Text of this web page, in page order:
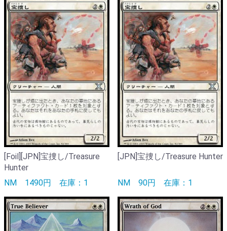
[Foil][JPN]宝捜し/Treasure
Hunter
NM 1490円 在庫：1
[JPN]宝捜し/Treasure Hunter
NM 90円 在庫：1